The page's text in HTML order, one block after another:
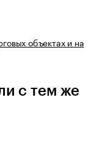
объектах и на
с тем же